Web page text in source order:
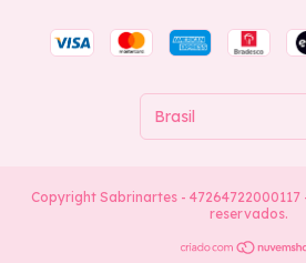
Copyright Sabrinartes -
reservados.